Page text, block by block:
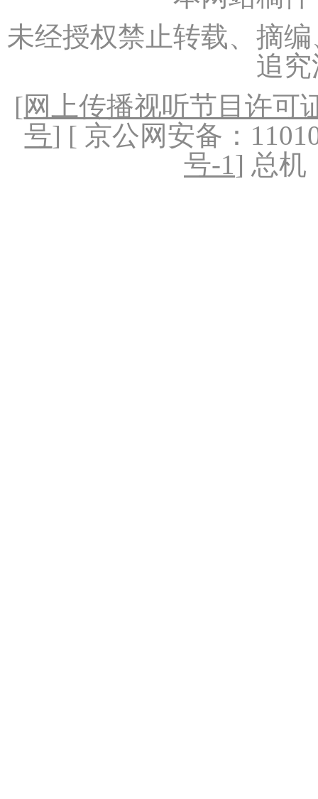
未经授权禁止转载、摘
追
[网上传播视听节目许可
号] [ 京公网安备：
号-1] 总机